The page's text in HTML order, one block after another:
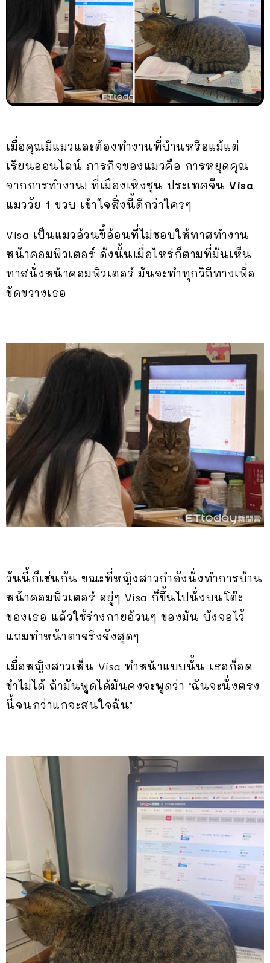
เมื่อคุณมีแมวและต้องทำงานที่บ้านหรือแม้แต่
เรียนออนไลน์ ภารกิจของแมวคือ การหยุดคุณ
จากการทำงาน! ที่เมืองเหิงชุน ประเทศจีน Visa
แมววัย 1 ขวบ เข้าใจสิ่งนี้ดีกว่าใครๆ
Visa เป็นแมวอ้วนขี้อ้อนที่ไม่ชอบให้ทาสทำงาน
หน้าคอมพิวเตอร์ ดังนั้นเมื่อไหร่ก็ตามที่มันเห็น
ทาสนั่งหน้าคอมพิวเตอร์ มันจะทำทุกวิถีทางเพื่อ
ขัดขวางเธอ
วันนี้ก็เช่นกัน ขณะที่หญิงสาวกำลังนั่งทำการบ้าน
หน้าคอมพิวเตอร์ อยู่ๆ Visa ก็ขึ้นไปนั่งบนโต๊ะ
ของเธอ แล้วใช้ร่างกายอ้วนๆ ของมัน บังจอไว้
แถมทำหน้าตาจริงจังสุดๆ
เมื่อหญิงสาวเห็น Visa ทำหน้าแบบนั้น เธอก็อด
ขำไม่ได้ ถ้ามันพูดได้มันคงจะพูดว่า ‘ฉันจะนั่งตรง
นี้จนกว่าแกจะสนใจฉัน’